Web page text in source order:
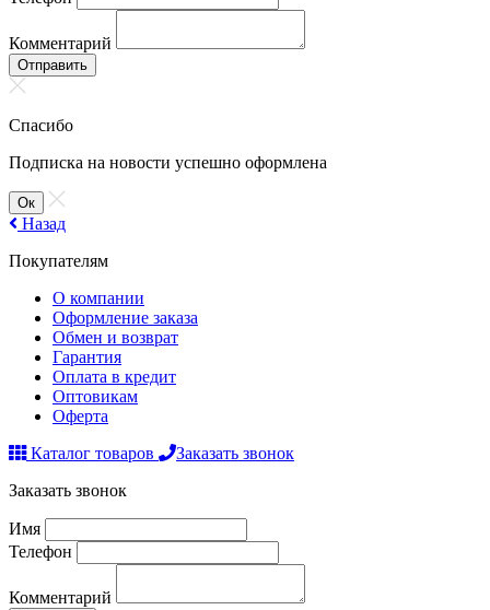
Комментарий
Отправить
Спасибо
Подписка на новости успешно оформлена
Ок
Назад
Покупателям
О компании
Оформление заказа
Обмен и возврат
Гарантия
Оплата в кредит
Оптовикам
Оферта
Каталог товаров
Заказать звонок
Заказать звонок
Имя
Телефон
Комментарий